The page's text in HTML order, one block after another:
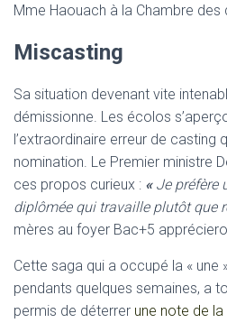
Mme Haouach à la Chambre des
Miscasting
Sa situation devenant vite
démissionne. Les écolos
l’extraordinaire erreur de casting
nomination. Le Premier ministre
ces propos curieux : « Je préfère
diplômée qui travaille plutôt que
mères au foyer Bac+5
Cette saga qui a occupé la « une
pendants quelques semaines, a
permis de déterrer une note de la